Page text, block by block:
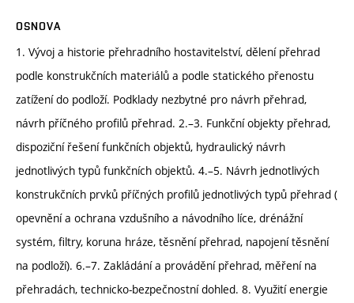
OSNOVA
1. Vývoj a historie přehradního hostavitelství, dělení přehrad
podle konstrukčních materiálů a podle statického přenostu
zatížení do podloží. Podklady nezbytné pro návrh přehrad,
návrh příčného profilů přehrad. 2.–3. Funkční objekty přehrad,
dispoziční řešení funkčních objektů, hydraulický návrh
jednotlivých typů funkčních objektů. 4.–5. Návrh jednotlivých
konstrukčních prvků příčných profilů jednotlivých typů přehrad (
opevnění a ochrana vzdušního a návodního líce, drénážní
systém, filtry, koruna hráze, těsnění přehrad, napojení těsnění
na podloží). 6.–7. Zakládání a provádění přehrad, měření na
přehradách, technicko-bezpečnostní dohled. 8. Využití energie